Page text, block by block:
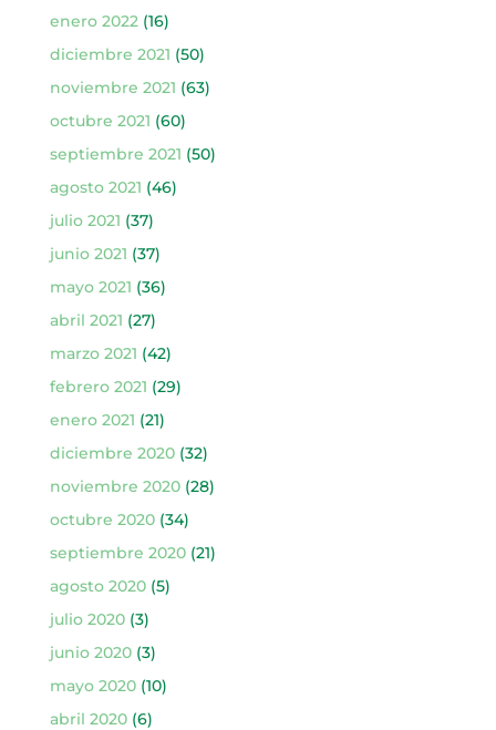
enero 2022(16)
diciembre 2021 (50)
noviembre 2021 (63)
octubre 2021 (60)
septiembre 2021 (50)
agosto 2021 (46)
julio 2021 (37)
junio 2021 (37)
mayo 2021 (36)
abril 2021 (27)
marzo 2021 (42)
febrero 2021 (29)
enero 2021 (21)
diciembre 2020(32)
noviembre 2020(28)
octubre 2020(34)
septiembre 2020(21)
agosto 2020(5)
julio 2020(3)
junio 2020(3)
mayo 2020(10)
abril 2020(6)